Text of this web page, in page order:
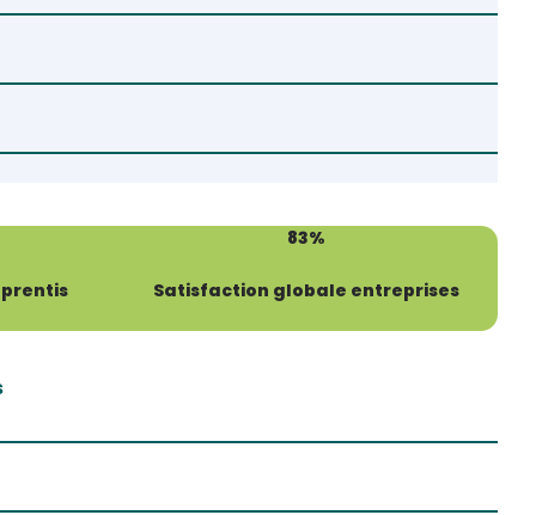
83%
Satisfaction globale entreprises